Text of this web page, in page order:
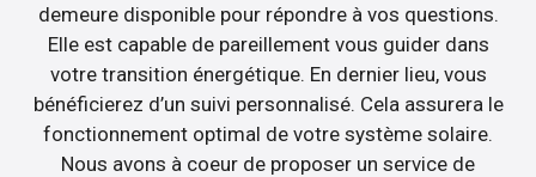
demeure disponible pour répondre à vos questions.
Elle est capable de pareillement vous guider dans
votre transition énergétique. En dernier lieu, vous
bénéficierez d’un suivi personnalisé. Cela assurera le
fonctionnement optimal de votre système solaire.
Nous avons à coeur de proposer un service de